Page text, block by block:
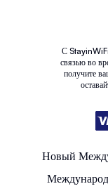
С StayinWiFi
связью во
получите
Новый